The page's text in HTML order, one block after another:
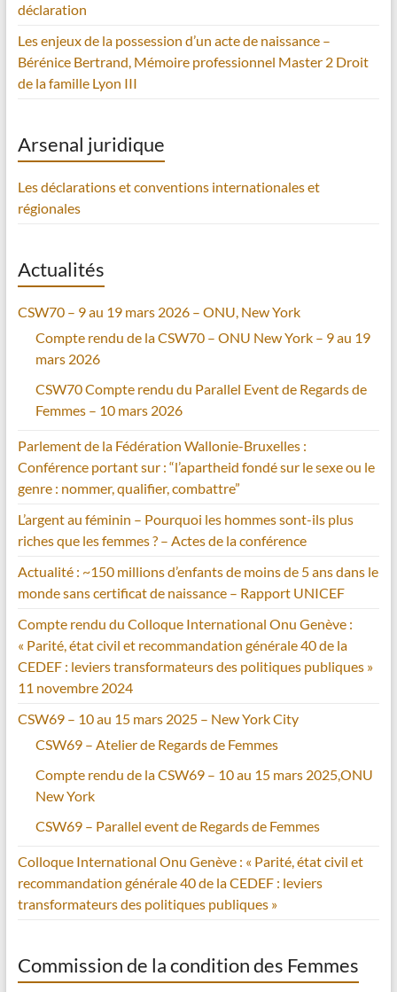
déclaration
Les enjeux de la possession d’un acte de naissance –
Bérénice Bertrand, Mémoire professionnel Master 2 Droit
de la famille Lyon III
Arsenal juridique
Les déclarations et conventions internationales et
régionales
Actualités
CSW70 – 9 au 19 mars 2026 – ONU, New York
Compte rendu de la CSW70 – ONU New York – 9 au 19
mars 2026
CSW70 Compte rendu du Parallel Event de Regards de
Femmes – 10 mars 2026
Parlement de la Fédération Wallonie-Bruxelles :
Conférence portant sur : “l’apartheid fondé sur le sexe ou le
genre : nommer, qualifier, combattre”
L’argent au féminin – Pourquoi les hommes sont-ils plus
riches que les femmes ? – Actes de la conférence
Actualité : ~150 millions d’enfants de moins de 5 ans dans le
monde sans certificat de naissance – Rapport UNICEF
Compte rendu du Colloque International Onu Genève :
« Parité, état civil et recommandation générale 40 de la
CEDEF : leviers transformateurs des politiques publiques »
11 novembre 2024
CSW69 – 10 au 15 mars 2025 – New York City
CSW69 – Atelier de Regards de Femmes
Compte rendu de la CSW69 – 10 au 15 mars 2025,ONU
New York
CSW69 – Parallel event de Regards de Femmes
Colloque International Onu Genève : « Parité, état civil et
recommandation générale 40 de la CEDEF : leviers
transformateurs des politiques publiques »
Commission de la condition des Femmes